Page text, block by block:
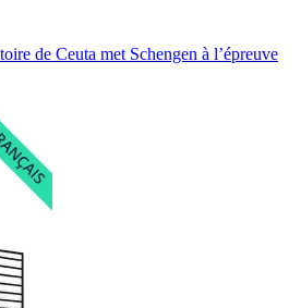
de Ceuta met Schengen à l’épreuve